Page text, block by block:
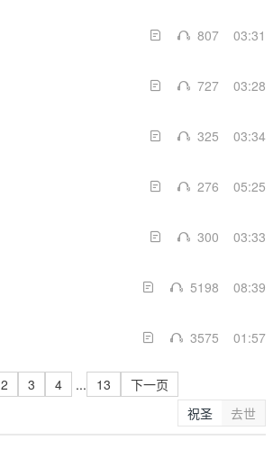
807 03:31
727 03:28
325 03:34
276 05:25
300 03:33
5198 08:39
3575 01:57
2 3 4 ... 13 下一页
祝圣 去世